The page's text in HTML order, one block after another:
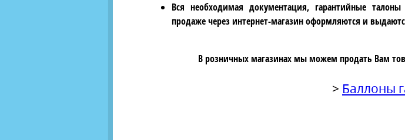
Вся необходимая документация, гарантийные
продаже через интернет-магазин оформляются и
В розничных магазинах мы можем продать Вам
> Баллоны